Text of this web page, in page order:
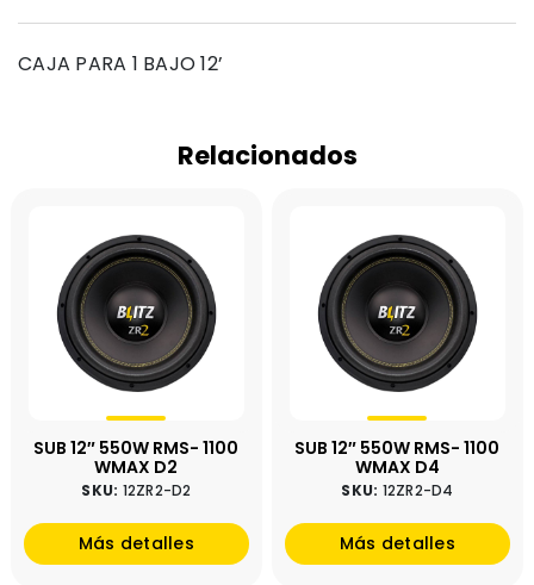
CAJA PARA 1 BAJO 12’
Relacionados
SUB 12″ 550W RMS- 1100
WMAX D2
SKU: 12ZR2-D2
Más detalles
SUB 12″ 550W RMS- 1100
WMAX D4
SKU: 12ZR2-D4
Más detalles